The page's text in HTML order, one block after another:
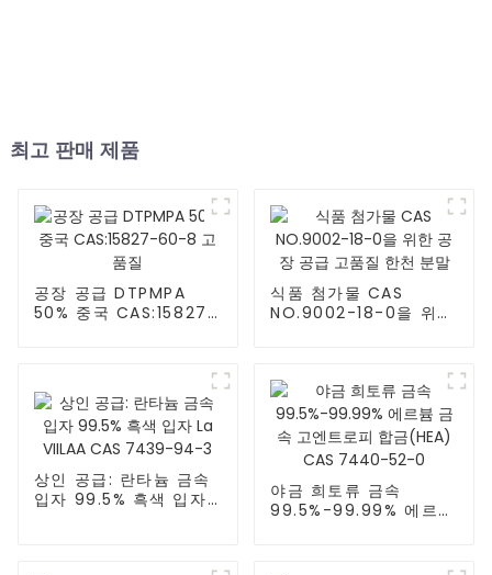
최고 판매 제품
공장 공급 DTPMPA
50% 중국 CAS:15827-
식품 첨가물 CAS
NO.9002-18-0을 위한
상인 공급: 란타늄 금속
입자 99.5% 흑색 입자
야금 희토류 금속
99.5%-99.99% 에르븀